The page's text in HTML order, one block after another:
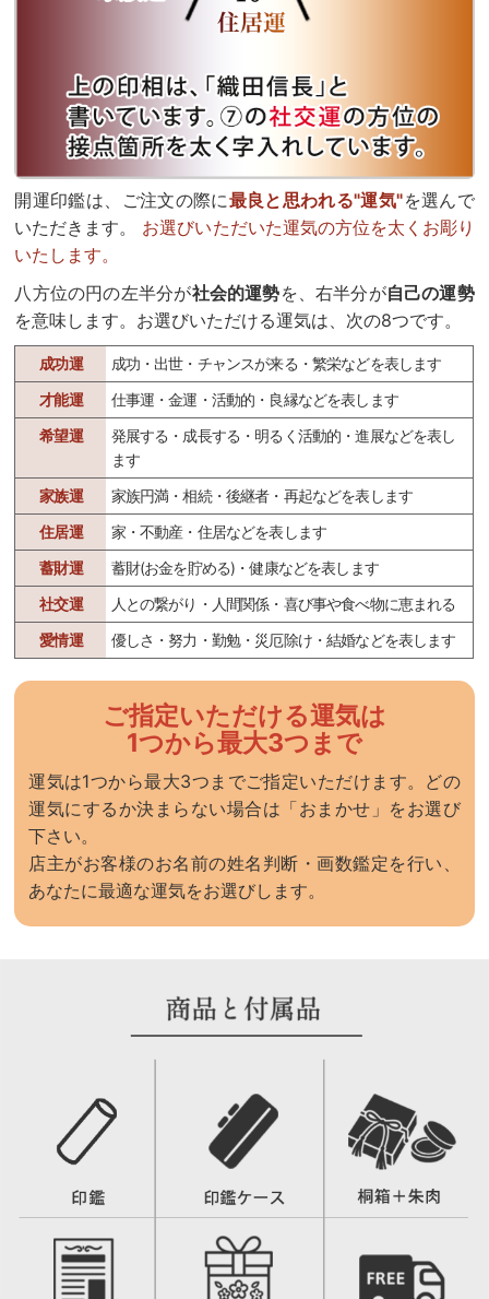
開運印鑑は、ご注文の際に最良と思われる"運気"を選んで
いただきます。 お選びいただいた運気の方位を太くお彫り
いたします。
八方位の円の左半分が社会的運勢を、右半分が自己の運勢
を意味します。お選びいただける運気は、次の8つです。
成功運
成功・出世・チャンスが来る・繁栄などを表します
才能運
仕事運・金運・活動的・良縁などを表します
希望運
発展する・成長する・明るく活動的・進展などを表し
ます
家族運
家族円満・相続・後継者・再起などを表します
住居運
家・不動産・住居などを表します
蓄財運
蓄財(お金を貯める)・健康などを表します
社交運
人との繋がり・人間関係・喜び事や食べ物に恵まれる
愛情運
優しさ・努力・勤勉・災厄除け・結婚などを表します
ご指定いただける運気は
1つから最大3つまで
運気は1つから最大3つまでご指定いただけます。どの
運気にするか決まらない場合は「おまかせ」をお選び
下さい。
店主がお客様のお名前の姓名判断・画数鑑定を行い、
あなたに最適な運気をお選びします。